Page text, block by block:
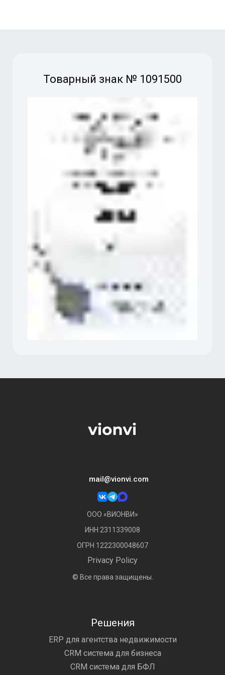
Товарный знак № 1091500
mail@vionvi.com
ООО «ВИОНВИ»
ИНН 2311339008
ОГРН 1222300048607
Privacy Policy
© Все права защищены.
Решения
ERP для агентства недвижимости
CRM система для бизнеса
CRM система для БФЛ